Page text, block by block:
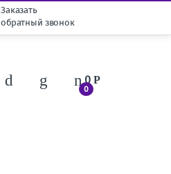
Заказать
обратный звонок
0
0Р